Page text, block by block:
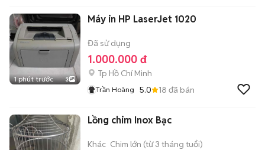
1 phút trước 3
Máy in HP LaserJet 1020
Đã sử dụng
1.000.000 đ
Tp Hồ Chí Minh
Trần Hoàng 5.0 18 đã bán
Lồng chim Inox Bạc
Khác Chim lớn (từ 3 tháng tuổi)